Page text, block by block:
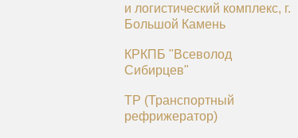
и логистический комплекс, г.
Большой Камень
КРКПБ "Всеволод
Сибирцев"
ТР (Транспортный
рефрижератор)